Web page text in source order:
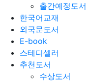
출간예정도서
한국어교재
외국문도서
E-book
스테디셀러
추천도서
수상도서